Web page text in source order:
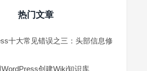
热门文章
十大常见错误之三：头部信息修
创建Wiki知识库